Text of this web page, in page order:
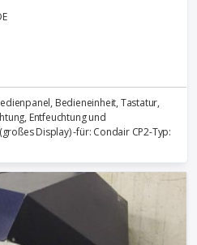
Bedieneinheit, Tastatur,
Entfeuchtung und
Display) -für: Condair CP2-Typ: